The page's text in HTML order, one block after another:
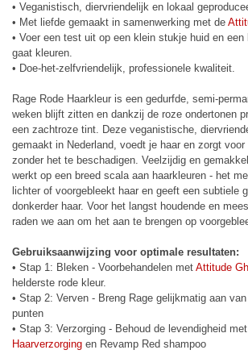
• Veganistisch, diervriendelijk en lokaal
• Met liefde gemaakt in samenwerking met de
• Voer een test uit op een klein stukje huid en een
gaat kleuren.
• Doe-het-zelfvriendelijk, professionele kwaliteit.
Rage Rode Haarkleur is een gedurfde, semi-
weken blijft zitten en dankzij de roze ondertonen
een zachtroze tint. Deze veganistische,
gemaakt in Nederland, voedt je haar en zorgt
zonder het te beschadigen. Veelzijdig en
werkt op een breed scala aan haarkleuren - het
lichter of voorgebleekt haar en geeft een subtiele
donkerder haar. Voor het langst houdende en
raden we aan om het aan te brengen op
Gebruiksaanwijzing voor optimale resultaten:
• Stap 1: Bleken - Voorbehandelen met Attitude
helderste rode kleur.
• Stap 2: Verven - Breng Rage gelijkmatig aan
punten
• Stap 3: Verzorging - Behoud de levendigheid met
Haarverzorging en Revamp Red shampoo